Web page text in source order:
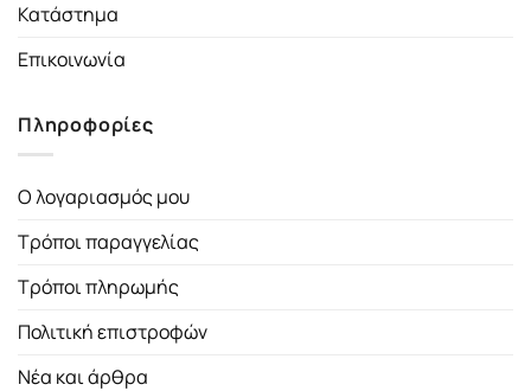
Κατάστημα
Επικοινωνία
Πληροφορίες
Ο λογαριασμός μου
Τρόποι παραγγελίας
Τρόποι πληρωμής
Πολιτική επιστροφών
Νέα και άρθρα